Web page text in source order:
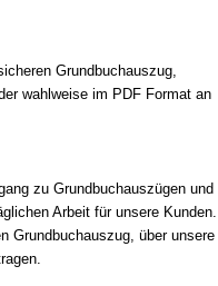
Grundbuchauszug,
wahlweise im PDF Format an
zu Grundbuchauszügen und
Arbeit für unsere Kunden.
Grundbuchauszug, über unsere